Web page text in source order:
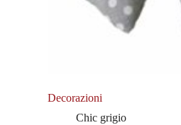
Decorazioni
Chic grigio